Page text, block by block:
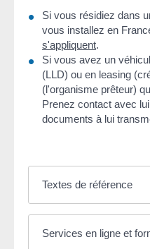
Si vous résidiez dans
vous installez en
s'appliquent.
Si vous avez un
(LLD) ou en leasing
(l'organisme prêteur)
Prenez contact avec
documents à lui
Textes de référence
Services en ligne et